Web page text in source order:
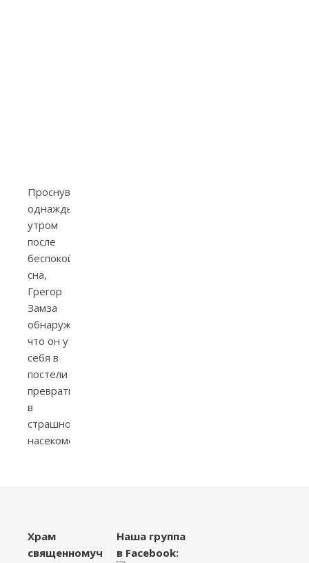
Проснувшись
однажды
утром
после
беспокойного
сна,
Грегор
Замза
обнаружил,
что он у
себя в
постели
превратился
в
страшное
насекомое.
Храм
священномученика
Наша группа
в Facebook: